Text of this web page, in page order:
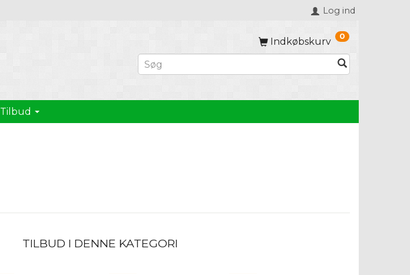
Log ind
Indkøbskurv 0
Tilbud
TILBUD I DENNE KATEGORI